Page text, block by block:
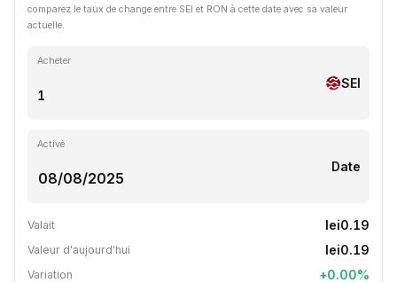
comparez le taux de change entre SEI et RON à cette date avec sa valeur
actuelle.
Acheter
SEI
Activé
Date
Valait lei0.19
Valeur d'aujourd'hui lei0.19
Variation +0.00%